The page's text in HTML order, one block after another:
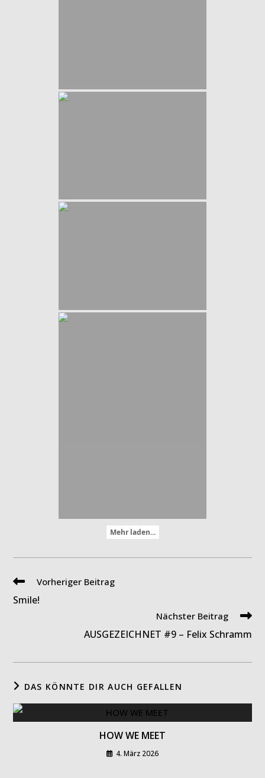
Mehr laden...
Weitere
ansehen
Vorheriger Beitrag
Smile!
Nächster Beitrag
AUSGEZEICHNET #9 – Felix Schramm
DAS KÖNNTE DIR AUCH GEFALLEN
HOW WE MEET
4. März 2026